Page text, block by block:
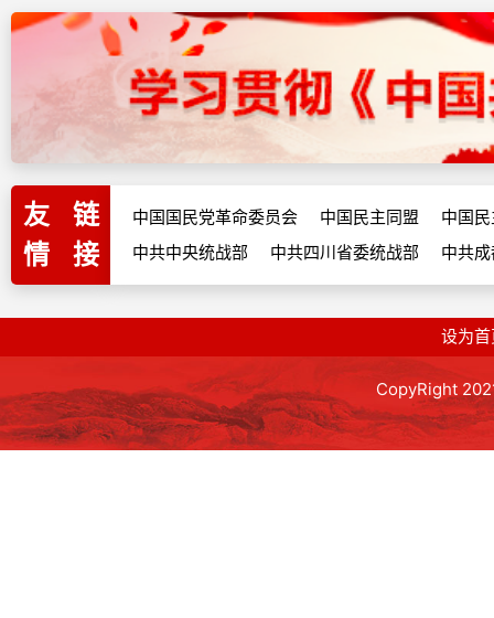
篇，获授权发明专利3项。作为四川早播早
熟型小麦遗传改良革新者，构建了适应四
川盆地需求的早播早熟型小麦遗传改良体
系，主持育成“川农30”“川农32”“寒露麦”等
突破性早播早熟型品种（品系），...
市石棉县人民政府副县长
协常委、雅安市留学人员
三学社四川农业大学支
获四川省科技进步二等
高等教育优秀成果二等奖
友
情
链
接
中国国民党革命委员会 中国民主同盟
中国
中共中央统战部
中共四川省委统战部 中共
设为
CopyRight